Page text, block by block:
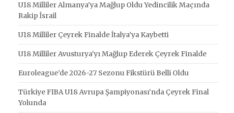
U18 Milliler Almanya’ya Mağlup Oldu Yedincilik Maçında
Rakip İsrail
U18 Milliler Çeyrek Finalde İtalya’ya Kaybetti
U18 Milliler Avusturya’yı Mağlup Ederek Çeyrek Finalde
Euroleague’de 2026-27 Sezonu Fikstürü Belli Oldu
Türkiye FIBA U18 Avrupa Şampiyonası’nda Çeyrek Final
Yolunda